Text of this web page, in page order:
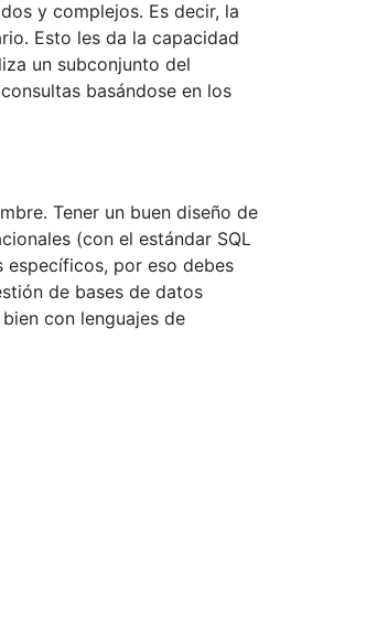
y complejos. Es decir, la
Esto les da la capacidad
un subconjunto del
basándose en los
Tener un buen diseño de
(con el estándar SQL
por eso debes
de bases de datos
con lenguajes de